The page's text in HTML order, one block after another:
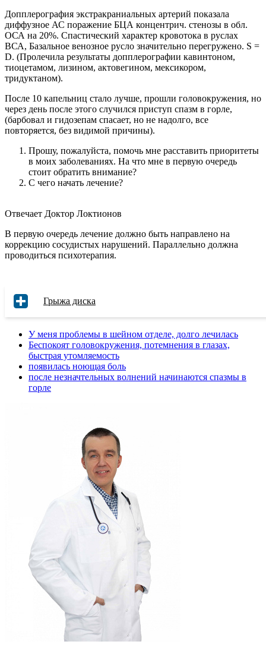
Допплерография экстракраниальных артерий показала
диффузное АС поражение БЦА концентрич. стенозы в обл.
ОСА на 20%. Спастический характер кровотока в руслах
ВСА, Базальное венозное русло значительно перегружено. S =
D. (Пролечила результаты допплерографии кавинтоном,
тиоцетамом, лизином, актовегином, мексикором,
тридуктаном).
После 10 капельниц стало лучше, прошли головокружения, но
через день после этого случился приступ спазм в горле,
(барбовал и гидозепам спасает, но не надолго, все
повторяется, без видимой причины).
Прошу, пожалуйста, помочь мне расставить приоритеты
в моих заболеваниях. На что мне в первую очередь
стоит обратить внимание?
С чего начать лечение?
Отвечает Доктор Локтионов
В первую очередь лечение должно быть направлено на
коррекцию сосудистых нарушений. Параллельно должна
проводиться психотерапия.
Грыжа диска
У меня проблемы в шейном отделе, долго лечилась
Беспокоят головокружения, потемнения в глазах,
быстрая утомляемость
появилась ноющая боль
после незначтельных волнений начинаются спазмы в
горле